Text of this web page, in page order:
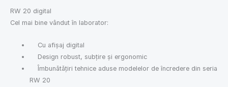
RW 20 digital
Cel mai bine vândut în laborator:
Cu afișaj digital
Design robust, subțire și ergonomic
Îmbunătățiri tehnice aduse modelelor de încredere din seria
RW 20